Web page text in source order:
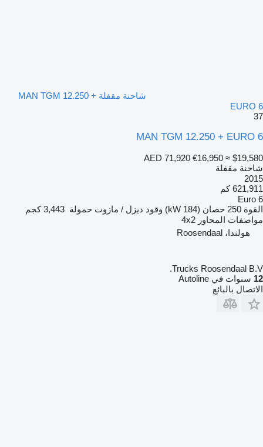
شاحنة مقفلة MAN TGM 12.250 +
EURO 6
37
MAN TGM 12.250 + EURO 6
AED 71,920 €16,950 ≈ $19,580
شاحنة مقفلة
2015
621,911 كم
Euro 6
القوة 250 حصان (184 kW) وقود ديزل / مازوت حمولة 3,443 كجم
مواصفات المحاور 4x2
هولندا، Roosendaal
Trucks Roosendaal B.V.
12 سنوات في Autoline
الاتصال بالبائع